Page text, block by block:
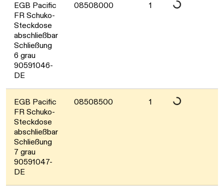
EGB Pacific
FR Schuko-
Steckdose
abschließbar
Schließung
6 grau
90591046-
DE
08508000 1
EGB Pacific
FR Schuko-
Steckdose
abschließbar
Schließung
7 grau
90591047-
DE
08508500 1